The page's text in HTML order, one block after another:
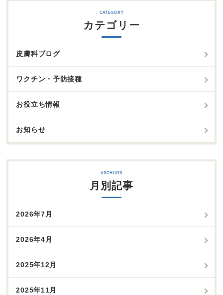
カテゴリー
皮膚科ブログ
ワクチン・予防接種
お役立ち情報
お知らせ
月別記事
2026年7月
2026年4月
2025年12月
2025年11月